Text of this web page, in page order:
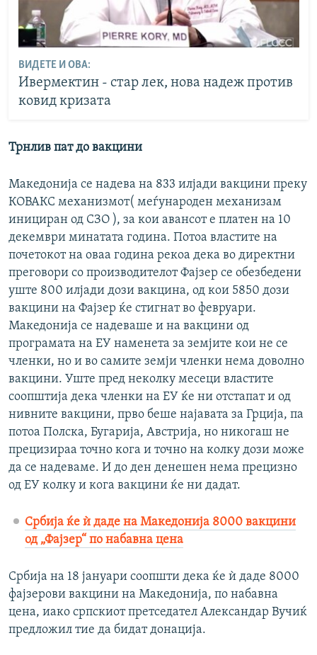
ВИДЕТЕ И ОВА:
Ивермектин - стар лек, нова надеж против
ковид кризата
Трнлив пат до вакцини
Македонија се надева на 833 илјади вакцини преку
КОВАКС механизмот( меѓународен механизам
инициран од СЗО ), за кои авансот е платен на 10
декември минатата година. Потоа властите на
почетокот на оваа година рекоа дека во директни
преговори со производителот Фајзер се обезбедени
уште 800 илјади дози вакцина, од кои 5850 дози
вакцини на Фајзер ќе стигнат во февруари.
Македонија се надеваше и на вакцини од
програмата на ЕУ наменета за земјите кои не се
членки, но и во самите земји членки нема доволно
вакцини. Уште пред неколку месеци властите
соопштија дека членки на ЕУ ќе ни отстапат и од
нивните вакцини, прво беше најавата за Грција, па
потоа Полска, Бугарија, Австрија, но никогаш не
прецизираа точно кога и точно на колку дози може
да се надеваме. И до ден денешен нема прецизно
од ЕУ колку и кога вакцини ќе ни дадат.
Србија ќе ѝ даде на Македонија 8000 вакцини
од „Фајзер“ по набавна цена
Србија на 18 јануари соопшти дека ќе ѝ даде 8000
фајзерови вакцини на Македонија, по набавна
цена, иако српскиот претседател Александар Вучиќ
предложил тие да бидат донација.